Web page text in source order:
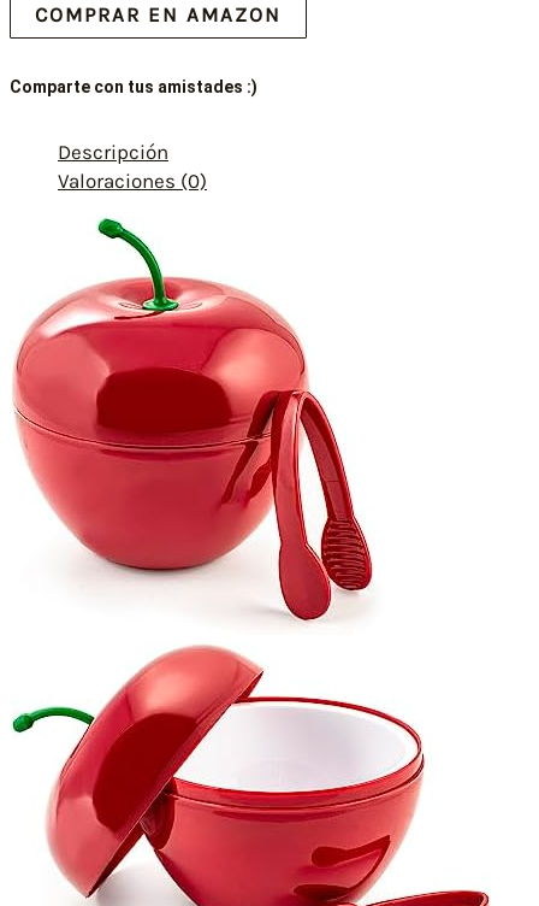
COMPRAR EN AMAZON
Comparte con tus amistades :)
Descripción
Valoraciones (0)